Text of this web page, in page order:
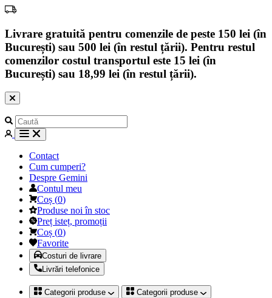
Livrare gratuită pentru comenzile de peste 150 lei (în
București) sau 500 lei (în restul țării). Pentru restul
comenzilor costul transportul este 15 lei (în
București) sau 18,99 lei (în restul țării).
Contact
Cum cumperi?
Despre Gemini
Contul meu
Coș (0)
Produse noi în stoc
Preț isteț, promoții
Coș (0)
Favorite
Costuri de livrare
Livrări telefonice
Categorii produse Categorii produse